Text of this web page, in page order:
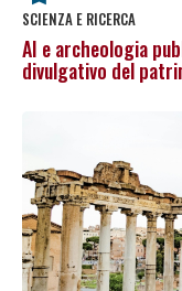
SCIENZA E RICERCA
AI e archeologia
divulgativo del